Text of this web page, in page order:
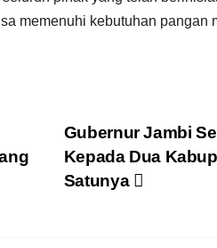
memenuhi kebutuhan pangan
Gubernur Jambi
Kepada Dua
Satunya